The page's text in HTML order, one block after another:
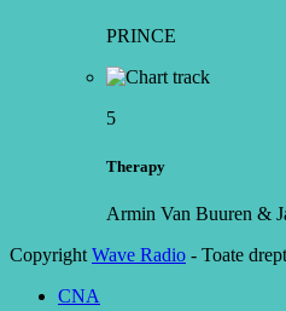
PRINCE
5
Therapy
Armin Van Buuren &
Copyright Wave Radio - Toate
CNA